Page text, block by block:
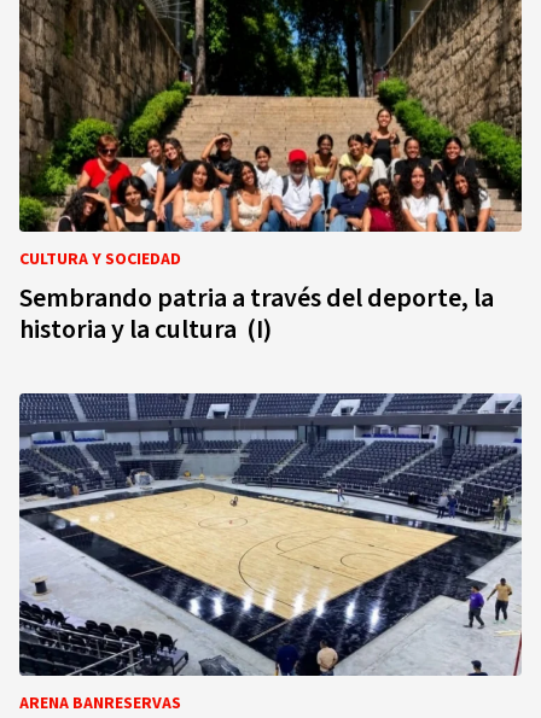
CULTURA Y SOCIEDAD
Sembrando patria a través del deporte, la
historia y la cultura (I)
ARENA BANRESERVAS